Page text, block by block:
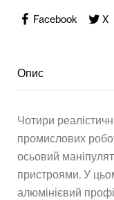
Facebook X
Опис
Чотири
промислових
осьовий
пристроями. У
алюмінієвий